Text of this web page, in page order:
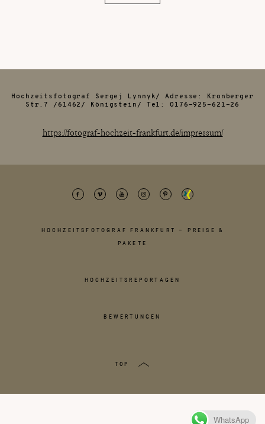
HOCHZEITSFOTOGRAF FRANKFURT – PREISE &
PAKETE
HOCHZEITSREPORTAGEN
BEWERTUNGEN
TOP
Hochzeitsfotograf Sergej Lynnyk/ Adresse: Kronberger
Str.7 /61462/ Königstein/ Tel: 0176-925-621-26
https://fotograf-hochzeit-frankfurt.de/impressum/
WhatsApp